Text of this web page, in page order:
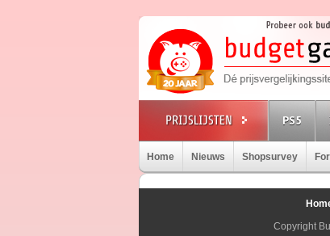
PS5
Home Nieuws Shopsurvey
Copyright